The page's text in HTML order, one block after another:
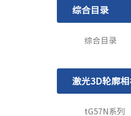
综合目录
综合目录
激光3D轮廓
tG57N系列